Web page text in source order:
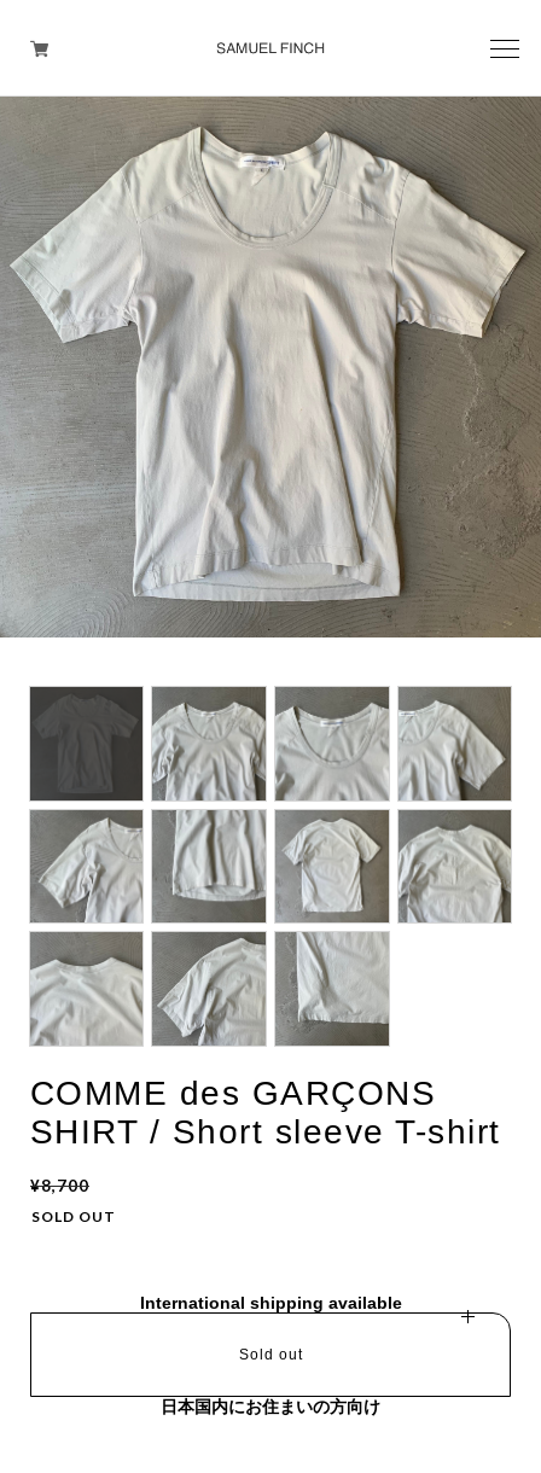
Men's
Maison Martin Margiela
Helmut Lang
Yohji Yamamoto
Other brands
TOPS
OUTER WEAR
BOTTOMS
DESIGNERS ARCHIVES
COMME des GARÇONS
SHIRT / Short sleeve T-shirt
¥8,700
SOLD OUT
International shipping available
Sold out
日本国内にお住まいの方向け